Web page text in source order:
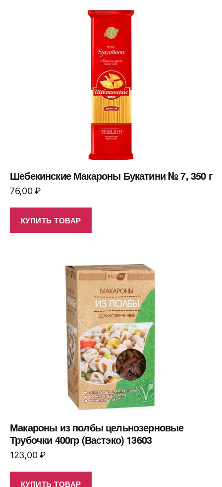
Шебекинские Макароны Букатини № 7, 350 г
76,00₽
КУПИТЬ ТОВАР
Макароны из полбы цельнозерновые
Трубочки 400гр (Вастэко) 13603
123,00₽
КУПИТЬ ТОВАР